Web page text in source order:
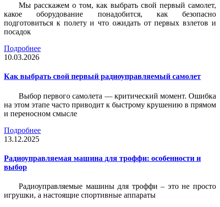
Мы расскажем о том, как выбрать свой первый самолет,
какое оборудование понадобится, как безопасно
подготовиться к полету и что ожидать от первых взлетов и
посадок
Подробнее
10.03.2026
Как выбрать свой первый радиоуправляемый самолет
Выбор первого самолета — критический момент. Ошибка
на этом этапе часто приводит к быстрому крушению в прямом
и переносном смысле
Подробнее
13.12.2025
Радиоуправляемая машина для троффи: особенности и
выбор
Радиоуправляемые машины для троффи – это не просто
игрушки, а настоящие спортивные аппараты